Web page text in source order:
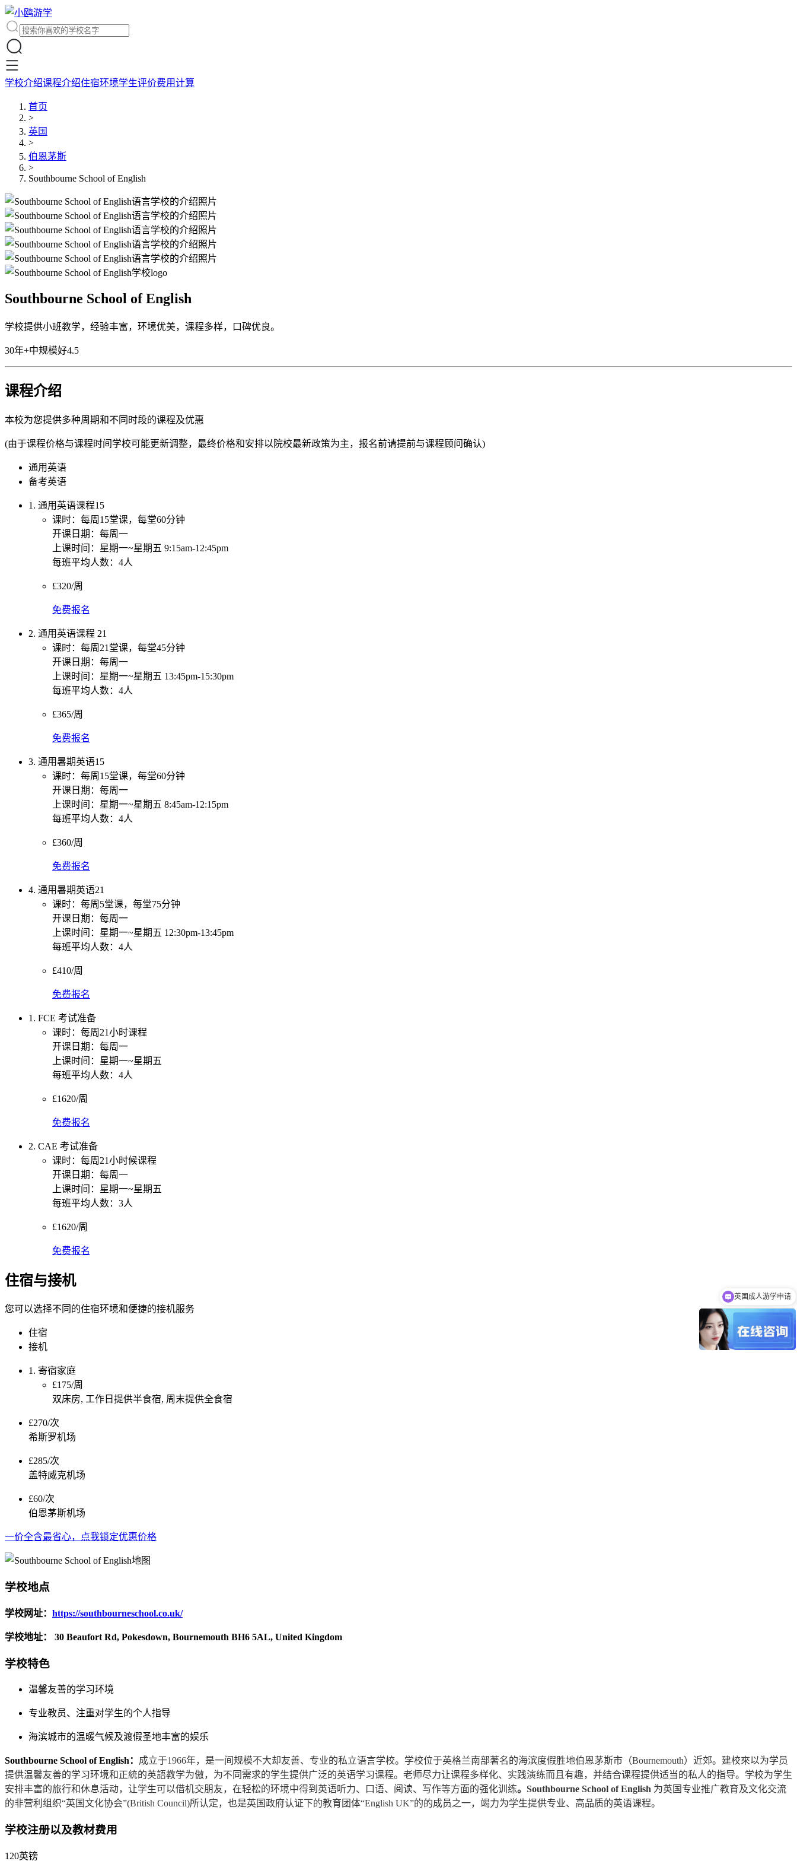
学校介绍课程介绍住宿环境学生评价费用计算
首页
>
英国
>
伯恩茅斯
>
Southbourne School of English
Southbourne School of English
学校提供小班教学，经验丰富，环境优美，课程多样，口碑优良。
30年+中规模好4.5
课程介绍
本校为您提供多种周期和不同时段的课程及优惠
(由于课程价格与课程时间学校可能更新调整，最终价格和安排以院校最新政策为主，报名前请提前与课程顾问确认)
通用英语
备考英语
1. 通用英语课程15
课时：每周15堂课，每堂60分钟
开课日期：每周一
上课时间：星期一~星期五 9:15am-12:45pm
每班平均人数：4人
£320/周
免费报名
2. 通用英语课程 21
课时：每周21堂课，每堂45分钟
开课日期：每周一
上课时间：星期一~星期五 13:45pm-15:30pm
每班平均人数：4人
£365/周
免费报名
3. 通用暑期英语15
课时：每周15堂课，每堂60分钟
开课日期：每周一
上课时间：星期一~星期五 8:45am-12:15pm
每班平均人数：4人
£360/周
免费报名
4. 通用暑期英语21
课时：每周5堂课，每堂75分钟
开课日期：每周一
上课时间：星期一~星期五 12:30pm-13:45pm
每班平均人数：4人
£410/周
免费报名
1. FCE 考试准备
课时：每周21小时课程
开课日期：每周一
上课时间：星期一~星期五
每班平均人数：4人
£1620/周
免费报名
2. CAE 考试准备
课时：每周21小时候课程
开课日期：每周一
上课时间：星期一~星期五
每班平均人数：3人
£1620/周
免费报名
住宿与接机
您可以选择不同的住宿环境和便捷的接机服务
住宿
接机
1. 寄宿家庭
£175/周
双床房, 工作日提供半食宿, 周末提供全食宿
£270/次
希斯罗机场
£285/次
盖特威克机场
£60/次
伯恩茅斯机场
一价全含最省心，点我锁定优惠价格
学校地点
学校网址： https://southbourneschool.co.uk/
学校地址： 30 Beaufort Rd, Pokesdown, Bournemouth BH6 5AL, United Kingdom
学校特色
温馨友善的学习环境
专业教员、注重对学生的个人指导
海滨城市的温暖气候及渡假圣地丰富的娱乐
Southbourne School of English： 成立于1966年，是一间规模不大却友善、专业的私立语言学校。学校位于英格兰南部著名的海滨度假胜地伯恩茅斯市（Bournemouth）近郊。建校來以为学员
提供温馨友善的学习环境和正統的英語教学为傲，为不同需求的学生提供广泛的英语学习课程。老师尽力让课程多样化、实践演练而且有趣，并结合课程提供适当的私人的指导。学校为学生
安排丰富的旅行和休息活动，让学生可以借机交朋友，在轻松的环境中得到英语听力、口语、阅读、写作等方面的强化训练。Southbourne School of English 为英国专业推广教育及文化交流
的非营利组织“英国文化协会”(British Council)所认定，也是英国政府认证下的教育团体“English UK”的的成员之一，竭力为学生提供专业、高品质的英语课程。
学校注册以及教材费用
120英镑
海外成人游学，海外语言学校推荐